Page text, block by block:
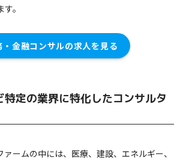
。
・金融コンサルの求人を見る
特定の業界に特化したコンサルタ
ームの中には、医療、建設、エネルギー、